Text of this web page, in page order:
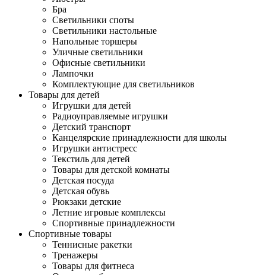
Бра
Светильники споты
Светильники настольные
Напольные торшеры
Уличные светильники
Офисные светильники
Лампочки
Комплектующие для светильников
Товары для детей
Игрушки для детей
Радиоуправляемые игрушки
Детский транспорт
Канцелярские принадлежности для школы
Игрушки антистресс
Текстиль для детей
Товары для детской комнаты
Детская посуда
Детская обувь
Рюкзаки детские
Летние игровые комплексы
Спортивные принадлежности
Спортивные товары
Теннисные ракетки
Тренажеры
Товары для фитнеса